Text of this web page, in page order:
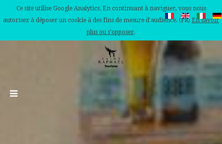
Ce site utilise Google Analytics. En continuant à naviguer, vous nous
autorisez à déposer un cookie à des fins de mesure d'audience. (FR) En savoir
plus ou s'opposer.